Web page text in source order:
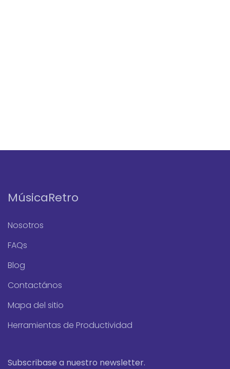
MúsicaRetro
Nosotros
FAQs
Blog
Contactános
Mapa del sitio
Herramientas de Productividad
Subscribase a nuestro newsletter.